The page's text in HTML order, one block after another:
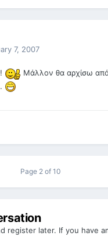
7, 2007
Μάλλον θα αρχίσω
Page 2 of 10
register later. If you have